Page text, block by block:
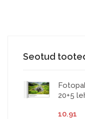
Seotud
20+5
10.91